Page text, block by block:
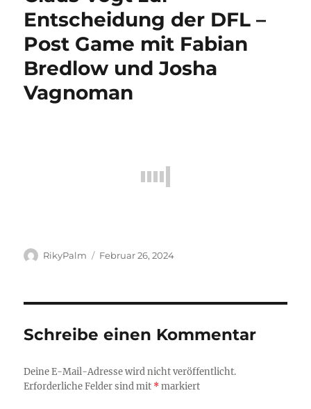
Entscheidung der DFL –
Post Game mit Fabian
Bredlow und Josha
Vagnoman
Autor
RikyPalm
Veröffentlicht
Februar 26, 2024
Schreibe einen Kommentar
Deine E-Mail-Adresse wird nicht veröffentlicht.
Erforderliche Felder sind mit *markiert